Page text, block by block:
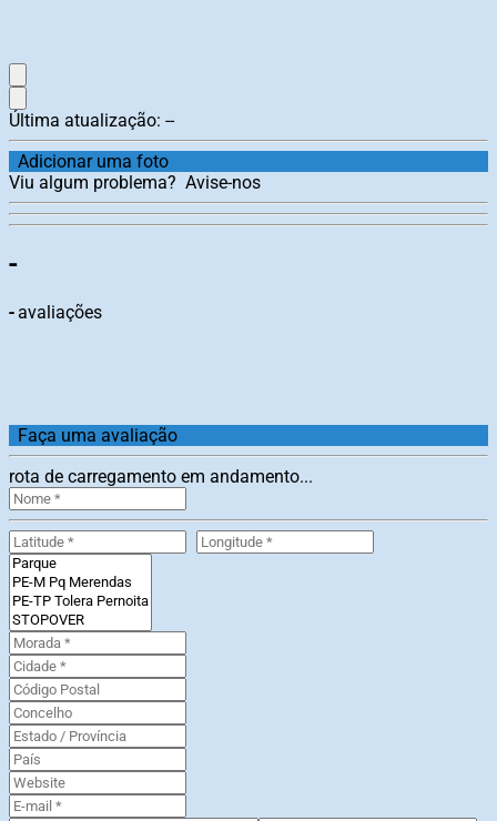
Última atualização: --
Adicionar uma foto
Viu algum problema? Avise-nos
-
-avaliações
Faça uma avaliação
rota de carregamento em andamento...